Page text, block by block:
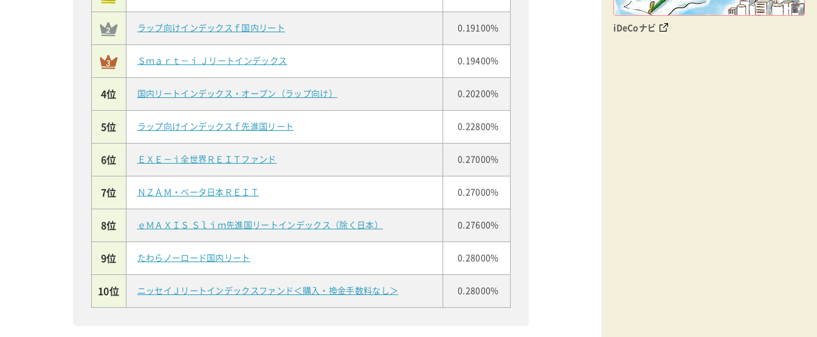
ラップ向けインデックスｆ国内リート 0.19100%
Ｓｍａｒｔ－ｉ Ｊリートインデックス 0.19400%
4位 国内リートインデックス・オープン（ラップ向け） 0.20200%
5位 ラップ向けインデックスｆ先進国リート 0.22800%
6位 ＥＸＥ－ｉ全世界ＲＥＩＴファンド 0.27000%
7位 ＮＺＡＭ・ベータ日本ＲＥＩＴ 0.27000%
8位 ｅＭＡＸＩＳ Ｓｌｉｍ先進国リートインデックス（除く日本） 0.27600%
9位 たわらノーロード国内リート 0.28000%
10位 ニッセイＪリートインデックスファンド＜購入・換金手数料なし＞ 0.28000%
iDeCoナビ